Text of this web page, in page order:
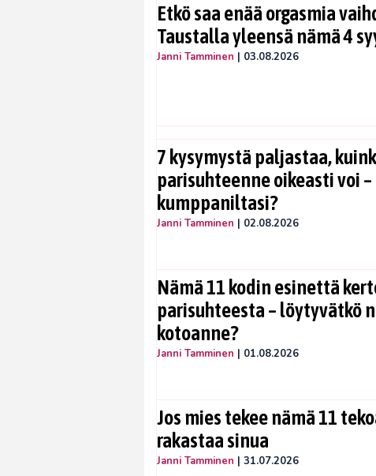
Etkö saa enää orgasmia
Taustalla yleensä nämä 4
Janni Tamminen | 03.08.2026
7 kysymystä paljastaa,
parisuhteenne oikeasti voi
kumppaniltasi?
Janni Tamminen | 02.08.2026
Nämä 11 kodin esinettä
parisuhteesta – löytyvätkö
kotoanne?
Janni Tamminen | 01.08.2026
Jos mies tekee nämä 11
rakastaa sinua
Janni Tamminen | 31.07.2026